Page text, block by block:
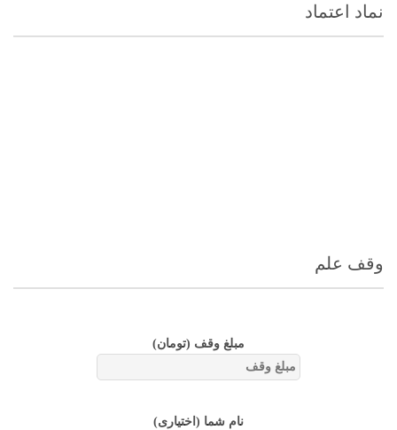
نماد اعتماد
وقف علم
مبلغ وقف (تومان)
نام شما (اختیاری)